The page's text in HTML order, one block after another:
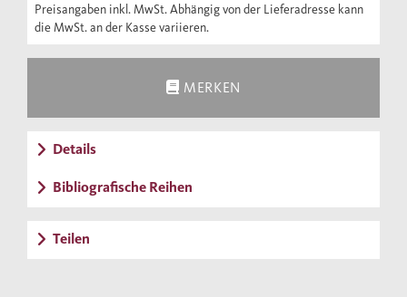
Preisangaben inkl. MwSt. Abhängig von der Lieferadresse kann
die MwSt. an der Kasse variieren.
MERKEN
Details
Bibliografische Reihen
Teilen